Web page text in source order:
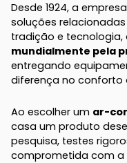
Desde 1924, a
soluções
tradição e tecnologia,
mundialmente pela
entregando
diferença no conforto
Ao escolher um ar-
casa um produto
pesquisa, testes
comprometida com a